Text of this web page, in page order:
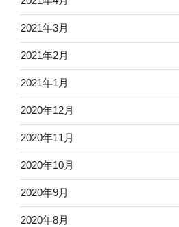
2021年3月
2021年2月
2021年1月
2020年12月
2020年11月
2020年10月
2020年9月
2020年8月